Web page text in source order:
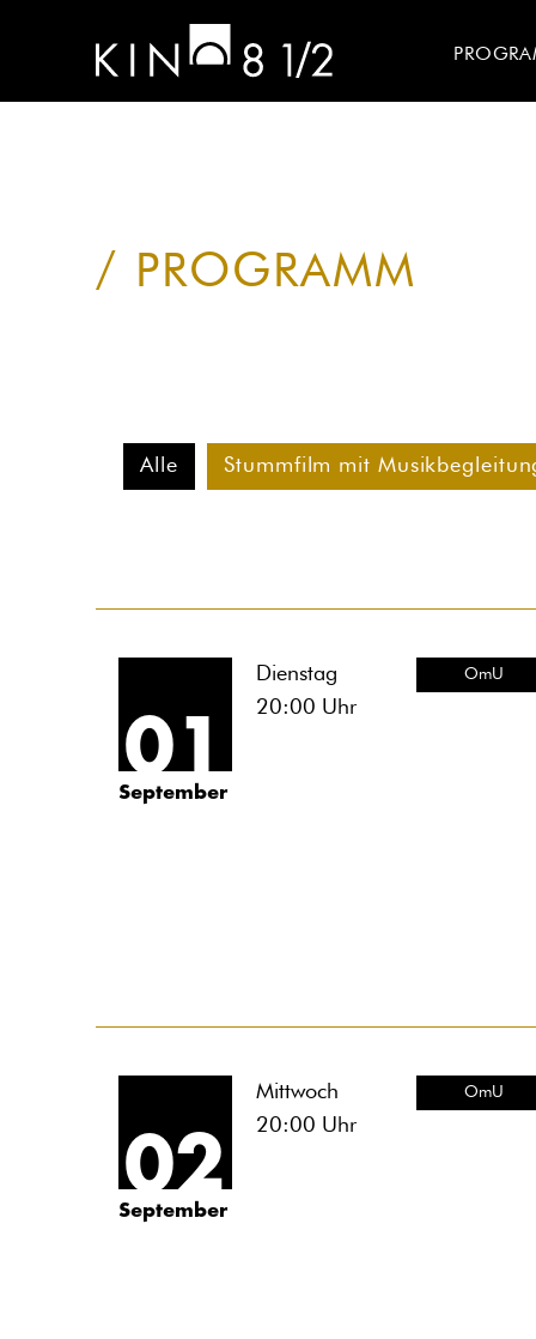
PROGRAMM
Alle Stummfilm mit
01
September
Dienstag
20:00 Uhr
OmU
02
September
Mittwoch
20:00 Uhr
OmU